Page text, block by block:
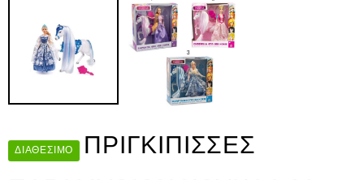
ΔΙΑΘΈΣΙΜΟ
ΠΡΙΓΚΙΠΙΣΣΕΣ